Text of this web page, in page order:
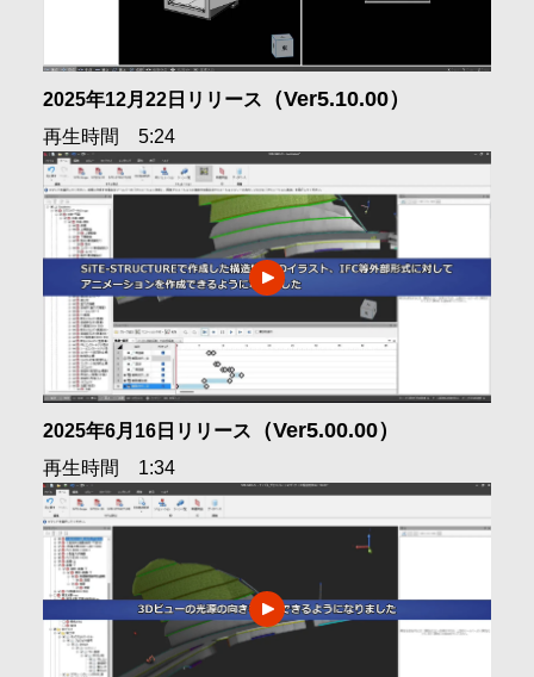
マイページ
2025年12月22日リリース （Ver5.10.00）
再生時間 5:24
2025年6月16日リリース （Ver5.00.00）
再生時間 1:34